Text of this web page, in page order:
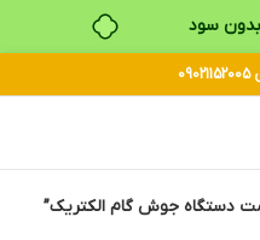
سود
ترب‌پی
دستگاه جوش گام الکتریک”